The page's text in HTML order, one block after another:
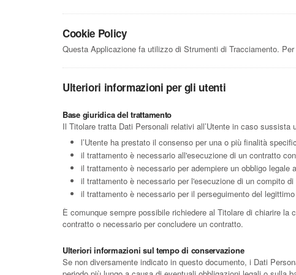
Cookie Policy
Questa Applicazione fa utilizzo di Strumenti di Tracciamento.
Ulteriori informazioni per gli utenti
Base giuridica del trattamento
Il Titolare tratta Dati Personali relativi all’Utente in caso sussista
l’Utente ha prestato il consenso per una o più finalità
il trattamento è necessario all'esecuzione di un contratto
il trattamento è necessario per adempiere un obbligo legale
il trattamento è necessario per l'esecuzione di un compito
il trattamento è necessario per il perseguimento del
È comunque sempre possibile richiedere al Titolare di chiarire
contratto o necessario per concludere un contratto.
Ulteriori informazioni sul tempo di conservazione
Se non diversamente indicato in questo documento, i Dati